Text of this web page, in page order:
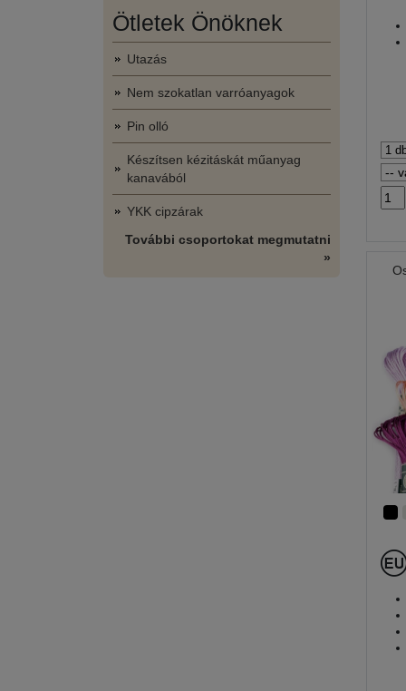
Ötletek Önöknek
Utazás
Nem szokatlan varróanyagok
Pin olló
Készítsen kézitáskát műanyag
kanavából
YKK cipzárak
További csoportokat megmutatni
»